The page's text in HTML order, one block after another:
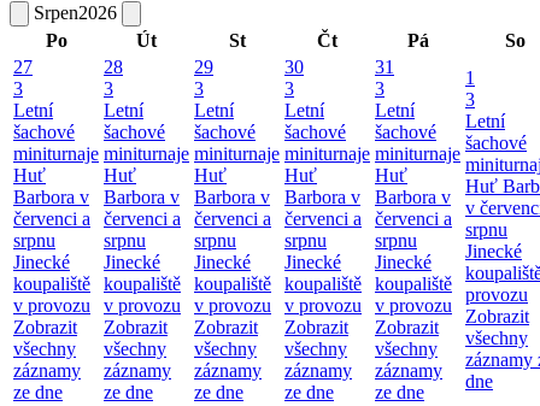
Srpen2026
Po
Út St Čt Pá
So
27
3
Letní
šachové
miniturnaje
Huť
Barbora v
červenci a
srpnu
Jinecké
koupaliště
v provozu
Zobrazit
všechny
záznamy
ze dne
28
3
Letní
šachové
miniturnaje
Huť
Barbora v
červenci a
srpnu
Jinecké
koupaliště
v provozu
Zobrazit
všechny
záznamy
ze dne
29
3
Letní
šachové
miniturnaje
Huť
Barbora v
červenci a
srpnu
Jinecké
koupaliště
v provozu
Zobrazit
všechny
záznamy
ze dne
30
3
Letní
šachové
miniturnaje
Huť
Barbora v
červenci a
srpnu
Jinecké
koupaliště
v provozu
Zobrazit
všechny
záznamy
ze dne
31
3
Letní
šachové
miniturnaje
Huť
Barbora v
červenci a
srpnu
Jinecké
koupaliště
v provozu
Zobrazit
všechny
záznamy
ze dne
1
3
Letní
šachové
Huť
v
srpnu
Jinecké
provozu
Zobrazit
všechny
záznamy
dne